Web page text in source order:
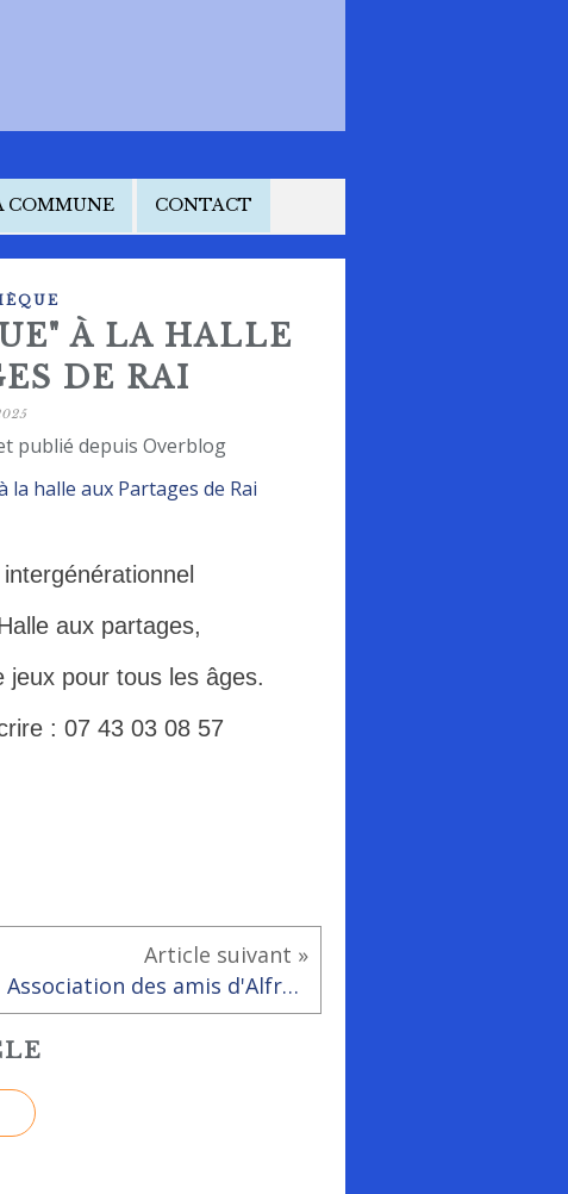
COMMUNE CONTACT
À LA HALLE
DE RAI
publié depuis Overblog
aux partages,
jeux pour tous les âges.
: 07 43 03 08 57
Article suivant »
Association des amis d'Alfred Swieykowski : Conférence